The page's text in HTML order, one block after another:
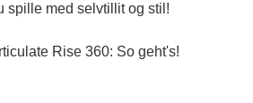
spille med selvtillit og stil!